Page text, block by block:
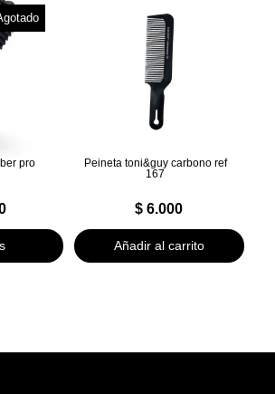
pro
Peineta toni&guy carbono ref
167
$ 6.000
Añadir al carrito